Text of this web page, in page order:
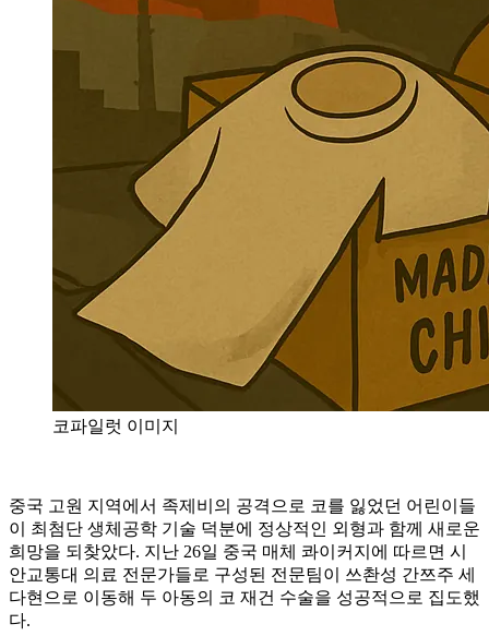
코파일럿 이미지
중국 고원 지역에서 족제비의 공격으로 코를 잃었던 어린이들
이 최첨단 생체공학 기술 덕분에 정상적인 외형과 함께 새로운
희망을 되찾았다. 지난 26일 중국 매체 콰이커지에 따르면 시
안교통대 의료 전문가들로 구성된 전문팀이 쓰촨성 간쯔주 세
다현으로 이동해 두 아동의 코 재건 수술을 성공적으로 집도했
다.